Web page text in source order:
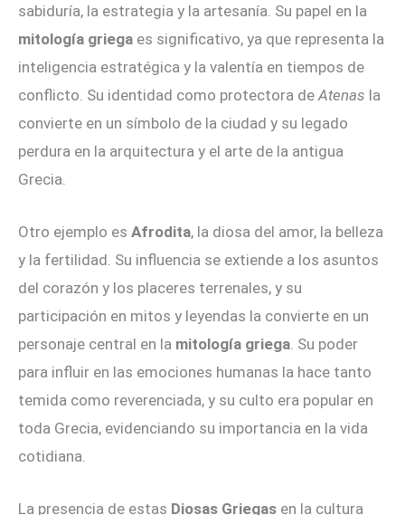
sabiduría, la estrategia y la artesanía. Su papel en la
mitología griega es significativo, ya que representa la
inteligencia estratégica y la valentía en tiempos de
conflicto. Su identidad como protectora de Atenas la
convierte en un símbolo de la ciudad y su legado
perdura en la arquitectura y el arte de la antigua
Grecia.
Otro ejemplo es Afrodita, la diosa del amor, la belleza
y la fertilidad. Su influencia se extiende a los asuntos
del corazón y los placeres terrenales, y su
participación en mitos y leyendas la convierte en un
personaje central en la mitología griega . Su poder
para influir en las emociones humanas la hace tanto
temida como reverenciada, y su culto era popular en
toda Grecia, evidenciando su importancia en la vida
cotidiana.
La presencia de estas Diosas Griegas en la cultura